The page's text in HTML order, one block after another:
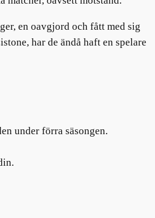
en oavgjord och fått med sig
har de ändå haft en spelare
under förra säsongen.